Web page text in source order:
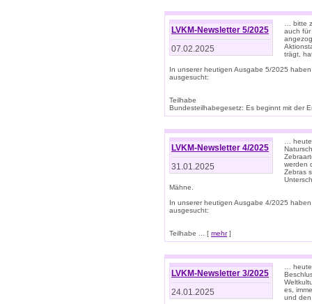
LVKM-Newsletter 5/2025
07.02.2025
… bitte
auch für
trägt,
In unserer heutigen Ausgabe 5/2025
ausgesucht:
Teilhabe
Bundesteilhabegesetz: Es beginnt mit der
LVKM-Newsletter 4/2025
31.01.2025
…
werden
Zebras
Mähne.
In unserer heutigen Ausgabe 4/2025
ausgesucht:
Teilhabe ... [ mehr]
LVKM-Newsletter 3/2025
24.01.2025
…
es,
und